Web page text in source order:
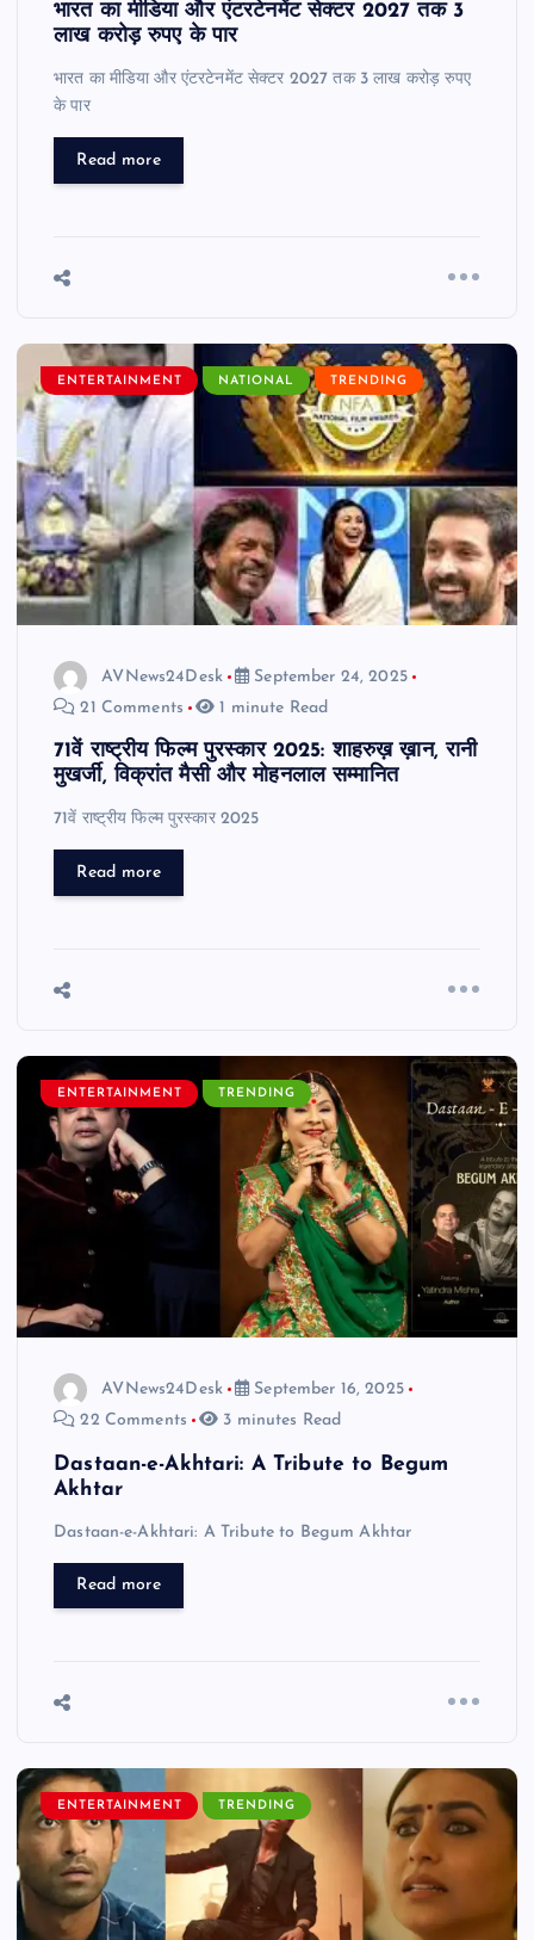
भारत का मीडिया और एंटरटेनमेंट सेक्टर 2027 तक 3
लाख करोड़ रुपए के पार
भारत का मीडिया और एंटरटेनमेंट सेक्टर 2027 तक 3 लाख करोड़ रुपए
के पार
Read more
ENTERTAINMENT NATIONAL TRENDING
AVNews24Desk
September 24, 2025
21 Comments
1 minute Read
71वें राष्ट्रीय फिल्म पुरस्कार 2025: शाहरुख़ ख़ान, रानी
मुखर्जी, विक्रांत मैसी और मोहनलाल सम्मानित
71वें राष्ट्रीय फिल्म पुरस्कार 2025
Read more
ENTERTAINMENT TRENDING
AVNews24Desk
September 16, 2025
22 Comments
3 minutes Read
Dastaan-e-Akhtari: A Tribute to Begum
Akhtar
Dastaan-e-Akhtari: A Tribute to Begum Akhtar
Read more
ENTERTAINMENT TRENDING